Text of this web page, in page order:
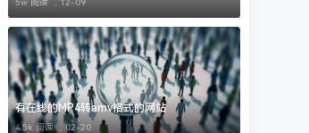
有在线的MP4转amv格式的网站
4.5k 阅读 ，02-20